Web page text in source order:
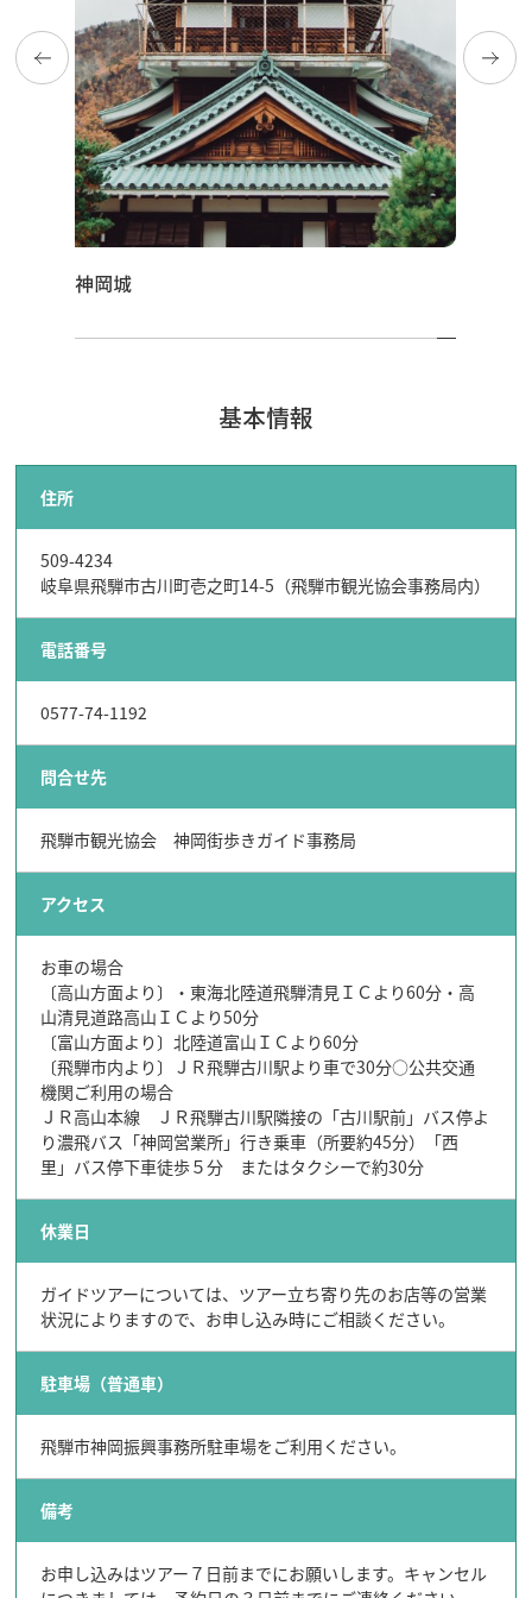
神岡城
基本情報
住所
509-4234
岐阜県飛騨市古川町壱之町14-5（飛騨市観光協会事務局内）
電話番号
0577-74-1192
問合せ先
飛騨市観光協会 神岡街歩きガイド事務局
アクセス
お車の場合
〔高山方面より〕・東海北陸道飛騨清見ＩＣより60分・高
山清見道路高山ＩＣより50分
〔富山方面より〕北陸道富山ＩＣより60分
〔飛騨市内より〕ＪＲ飛騨古川駅より車で30分○公共交通
機関ご利用の場合
ＪＲ高山本線 ＪＲ飛騨古川駅隣接の「古川駅前」バス停よ
り濃飛バス「神岡営業所」行き乗車（所要約45分）「西
里」バス停下車徒歩５分 またはタクシーで約30分
休業日
ガイドツアーについては、ツアー立ち寄り先のお店等の営業
状況によりますので、お申し込み時にご相談ください。
駐車場（普通車）
飛騨市神岡振興事務所駐車場をご利用ください。
備考
お申し込みはツアー７日前までにお願いします。キャンセル